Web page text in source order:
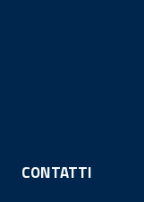
CONTATTI